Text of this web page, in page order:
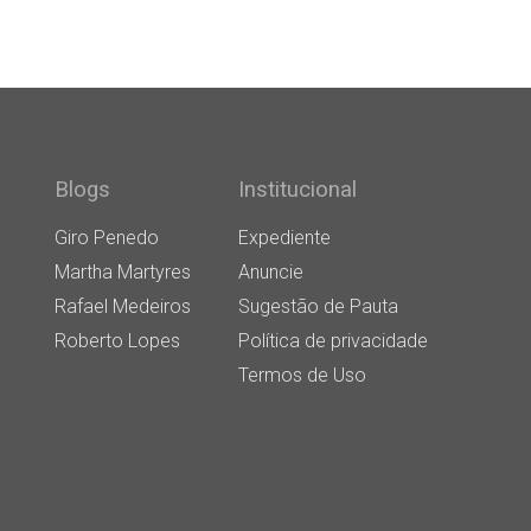
Blogs
Giro Penedo
Martha Martyres
Rafael Medeiros
Roberto Lopes
Institucional
Expediente
Anuncie
Sugestão de Pauta
Política de privacidade
Termos de Uso